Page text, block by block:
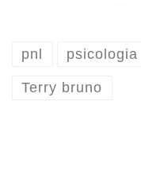
o
o
k
er l
dI
pnl psicologia
Terry bruno